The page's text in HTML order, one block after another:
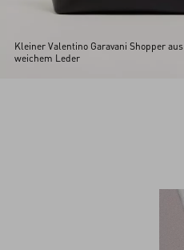
Kleiner Valentino Garavani Shopper aus
weichem Leder